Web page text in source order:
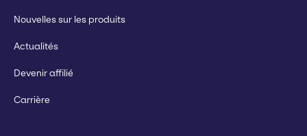
Nouvelles sur les produits
Actualités
Devenir affilié
Carrière